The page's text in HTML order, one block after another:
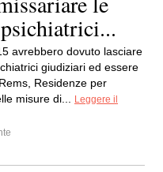
avrebbero dovuto lasciare
giudiziari ed essere
Residenze per
misure di...
Leggere il